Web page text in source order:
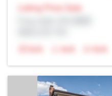
Listing Price Sale
N/A
N/A N/A